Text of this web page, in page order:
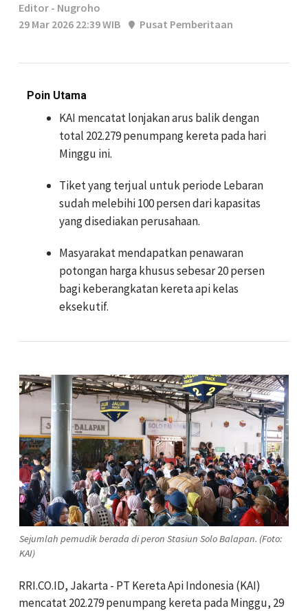
Editor - Nugroho
29 Mar 2026 22:39 WIB
Pusat Pemberitaan
Poin Utama
KAI mencatat lonjakan arus balik dengan
total 202.279 penumpang kereta pada hari
Minggu ini.
Tiket yang terjual untuk periode Lebaran
sudah melebihi 100 persen dari kapasitas
yang disediakan perusahaan.
Masyarakat mendapatkan penawaran
potongan harga khusus sebesar 20 persen
bagi keberangkatan kereta api kelas
eksekutif.
Sejumlah pemudik berada di peron Stasiun Solo Balapan. (Foto:
KAI)
RRI.CO.ID, Jakarta - PT Kereta Api Indonesia (KAI)
mencatat 202.279 penumpang kereta pada Minggu, 29